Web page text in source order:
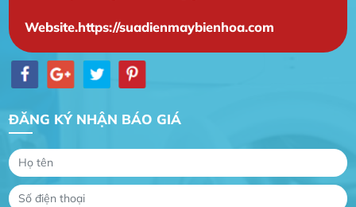
Website.https://suadienmaybienhoa.com
ĐĂNG KÝ NHẬN BÁO GIÁ
Gia Đình chúng tôi rất hài lòng dịch vụ tại